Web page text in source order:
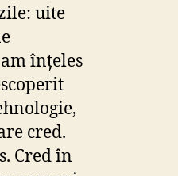
uite
înțeles
cred.
Cred în